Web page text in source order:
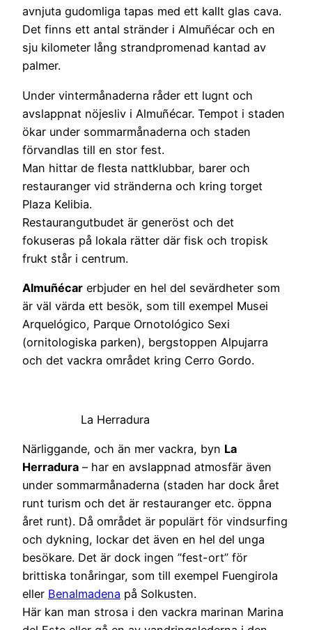
avnjuta gudomliga tapas med ett kallt glas cava.
Det finns ett antal stränder i Almuñécar och en
sju kilometer lång strandpromenad kantad av
palmer.
Under vintermånaderna råder ett lugnt och
avslappnat nöjesliv i Almuñécar. Tempot i staden
ökar under sommarmånaderna och staden
förvandlas till en stor fest.
Man hittar de flesta nattklubbar, barer och
restauranger vid stränderna och kring torget
Plaza Kelibia.
Restaurangutbudet är generöst och det
fokuseras på lokala rätter där fisk och tropisk
frukt står i centrum.
Almuñécar erbjuder en hel del sevärdheter som
är väl värda ett besök, som till exempel Musei
Arquelógico, Parque Ornotológico Sexi
(ornitologiska parken), bergstoppen Alpujarra
och det vackra området kring Cerro Gordo.
La Herradura
Närliggande, och än mer vackra, byn La
Herradura – har en avslappnad atmosfär även
under sommarmånaderna (staden har dock året
runt turism och det är restauranger etc. öppna
året runt). Då området är populärt för vindsurfing
och dykning, lockar det även en hel del unga
besökare. Det är dock ingen ”fest-ort” för
brittiska tonåringar, som till exempel Fuengirola
eller Benalmadena på Solkusten.
Här kan man strosa i den vackra marinan Marina